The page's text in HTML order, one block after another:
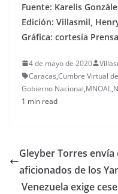
Fuente: Karelis
Edición: Villasmil,
Gráfica: cortesía
4 de mayo de 2020
Caracas,Cumbre Virtual
Gobierno Nacional,MNOAL,
1 min read
Gleyber Torres
aficionados de los
Venezuela exige